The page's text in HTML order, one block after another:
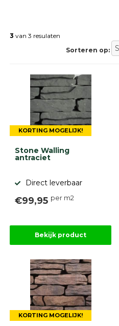
bestrating
Trommelstenen
Wildverband
bestrating
Muurelementen
Straatklinkers
Betonbanden
Palissades
zand
Afwatering
Beplantings
betonelementen
Kunstgras
Aanbiedingen
3 van 3 resulaten
Sorteren op:
KORTING MOGELIJK!
Stone Walling
antraciet
Direct leverbaar
€99,95 per m2
Bekijk product
KORTING MOGELIJK!